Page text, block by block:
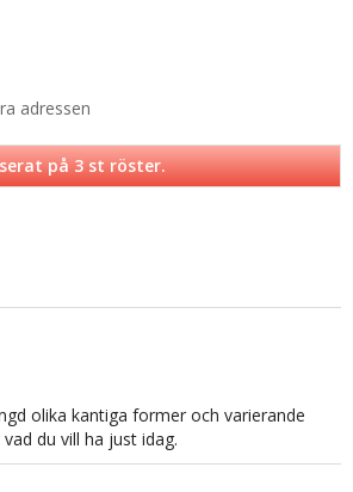
adressen
på3st röster.
olika kantiga former och varierande
du vill ha just idag.